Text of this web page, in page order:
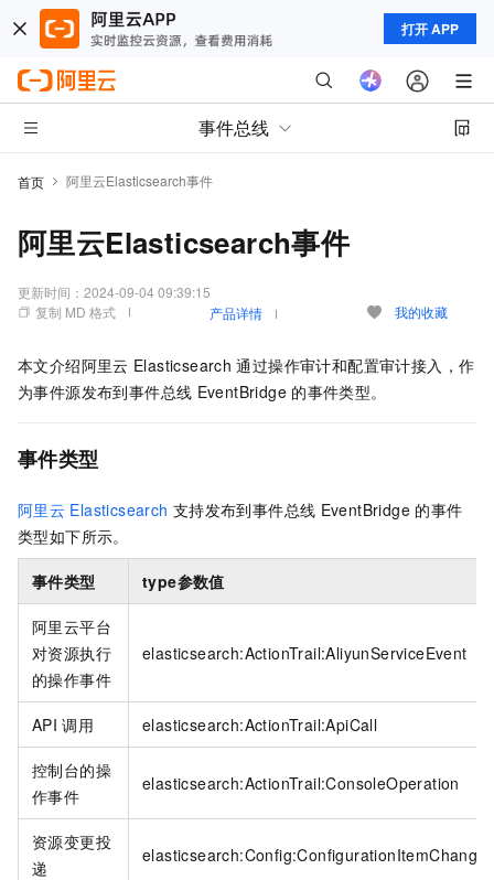
打开 APP
事件总线
首页 阿里云Elasticsearch事件
阿里云Elasticsearch事件
更新时间： 2024-09-04 09:39:15
复制 MD 格式
产品详情 我的收藏
本文介绍阿里云 Elasticsearch 通过操作审计和配置审计接入，作
为事件源发布到事件总线 EventBridge 的事件类型。
事件类型
阿里云 Elasticsearch 支持发布到事件总线 EventBridge 的事件
类型如下所示。
事件类型 type参数值
阿里云平台
对资源执行
的操作事件
elasticsearch:ActionTrail:AliyunServiceEvent
API 调用 elasticsearch:ActionTrail:ApiCall
控制台的操
作事件
elasticsearch:ActionTrail:ConsoleOperation
资源变更投
递